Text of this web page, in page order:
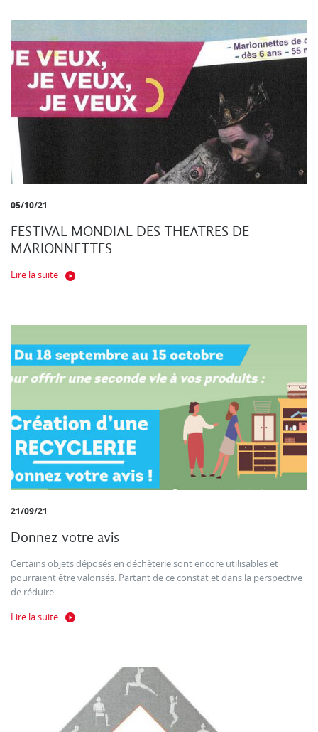
05/10/21
FESTIVAL MONDIAL DES THEATRES DE
MARIONNETTES
Lire la suite
21/09/21
Donnez votre avis
Certains objets déposés en déchèterie sont encore utilisables et
pourraient être valorisés. Partant de ce constat et dans la perspective
de réduire...
Lire la suite